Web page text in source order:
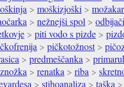
> moškizjoški >
> nežnejši spol > odbijači
> piti vodo s pizde >
> pičkotožnost>
> predmeščanka >
> renatka > riba >
> stihoanaliza > taška